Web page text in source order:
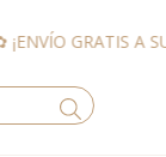
EN COMPRAS DE